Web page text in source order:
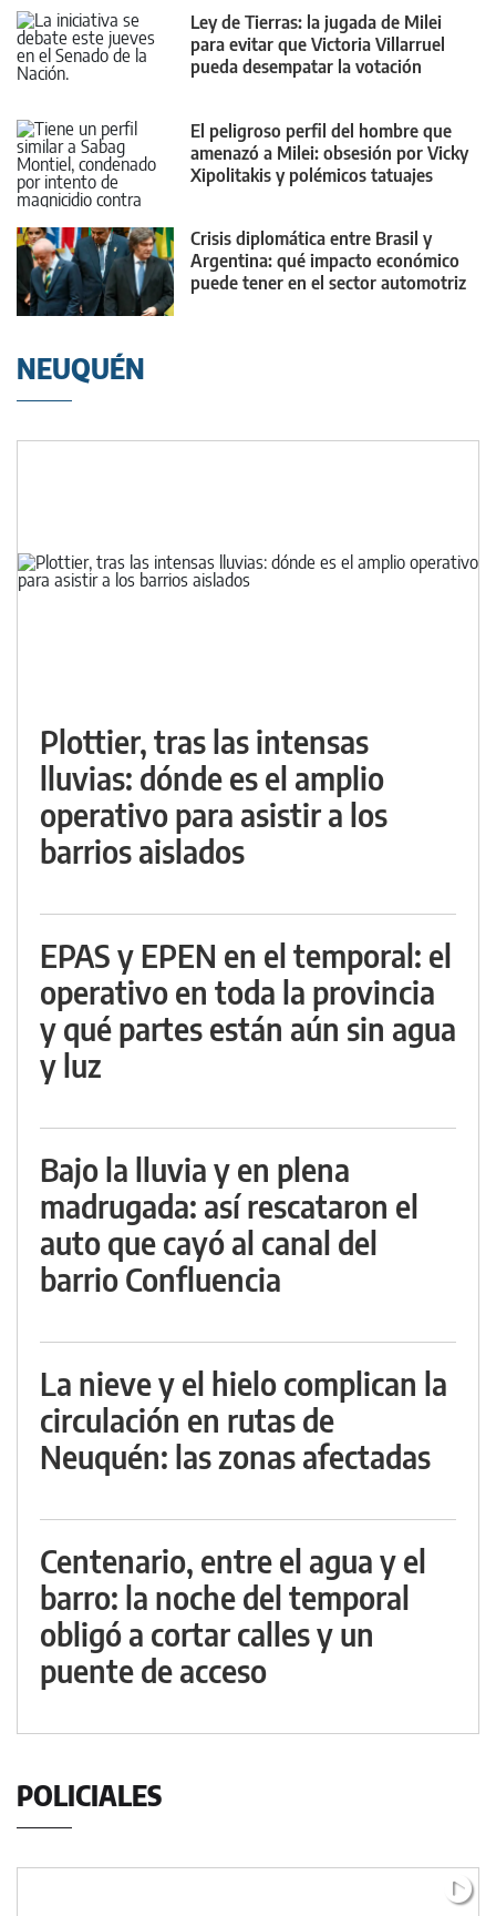
Ley de Tierras: la jugada de Milei
para evitar que Victoria Villarruel
pueda desempatar la votación
El peligroso perfil del hombre que
amenazó a Milei: obsesión por Vicky
Xipolitakis y polémicos tatuajes
Crisis diplomática entre Brasil y
Argentina: qué impacto económico
puede tener en el sector automotriz
NEUQUÉN
Plottier, tras las intensas
lluvias: dónde es el amplio
operativo para asistir a los
barrios aislados
EPAS y EPEN en el temporal: el
operativo en toda la provincia
y qué partes están aún sin agua
y luz
Bajo la lluvia y en plena
madrugada: así rescataron el
auto que cayó al canal del
barrio Confluencia
La nieve y el hielo complican la
circulación en rutas de
Neuquén: las zonas afectadas
Centenario, entre el agua y el
barro: la noche del temporal
obligó a cortar calles y un
puente de acceso
POLICIALES